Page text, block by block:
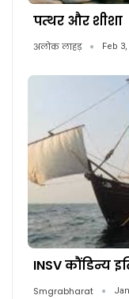
पत्थर और शीशा
अलोक लाहड़ Feb
INSV कौंडिन्य
Smgrabharat